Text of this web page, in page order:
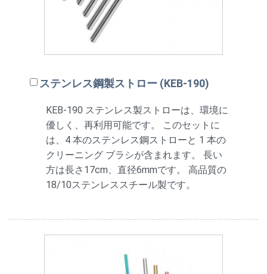
ステンレス鋼製ストロー (KEB-190)
KEB-190 ステンレス製ストローは、環境に
優しく、再利用可能です。 このセットに
は、4 本のステンレス鋼ストローと 1 本の
クリーニング ブラシが含まれます。 長い
方は長さ17cm、直径6mmです。 高品質の
18/10ステンレススチール製です。